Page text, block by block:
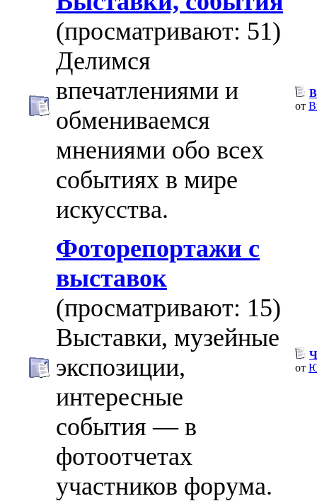
(просматривают: 51)
Делимся
впечатлениями и
обмениваемся
мнениями обо всех
событиях в мире
искусства.
от
Фоторепортажи с
выставок
(просматривают: 15)
Выставки, музейные
экспозиции,
интересные
события — в
фотоотчетах
участников форума.
от